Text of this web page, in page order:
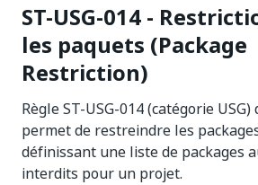
ST-USG-014 -
les paquets (Package
Restriction)
Règle ST-USG-014 (catégorie USG)
permet de restreindre les
définissant une liste de packages
interdits pour un projet.